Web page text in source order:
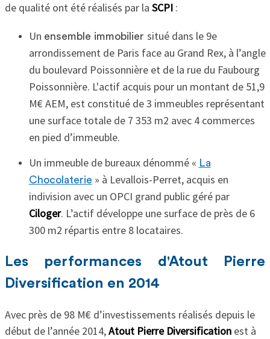
de qualité ont été réalisés par la SCPI:
Un ensemble immobilier situé dans le 9e
arrondissement de Paris face au Grand Rex, à l’angle
du boulevard Poissonnière et de la rue du Faubourg
Poissonnière. L'actif acquis pour un montant de 51,9
M€ AEM, est constitué de 3 immeubles représentant
une surface totale de 7 353 m2 avec 4 commerces
en pied d’immeuble.
Un immeuble de bureaux dénommé « La
Chocolaterie » à Levallois-Perret, acquis en
indivision avec un OPCI grand public géré par
Ciloger. L’actif développe une surface de près de 6
300 m2 répartis entre 8 locataires.
Les performances d'Atout Pierre
Diversification en 2014
Avec près de 98 M€ d’investissements réalisés depuis le
début de l’année 2014,Atout Pierre Diversificationest à